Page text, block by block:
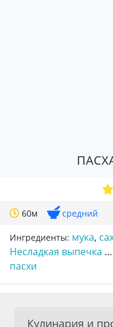
60м средний
Ингредиенты: мука,
Несладкая выпечка …
пасхи
Кулинария и